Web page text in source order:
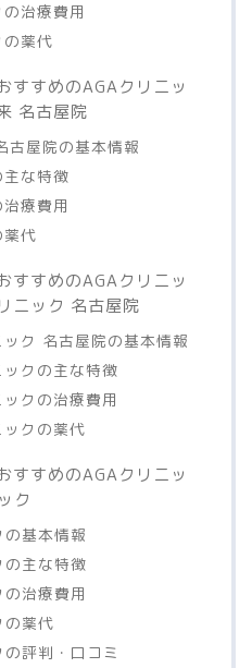
治療費用
薬代
すすめのAGAクリニッ
名古屋院
古屋院の基本情報
な特徴
療費用
代
すすめのAGAクリニッ
ニック 名古屋院
ク 名古屋院の基本情報
クの主な特徴
クの治療費用
クの薬代
すすめのAGAクリニッ
ク
基本情報
主な特徴
治療費用
の薬代
評判・口コミ